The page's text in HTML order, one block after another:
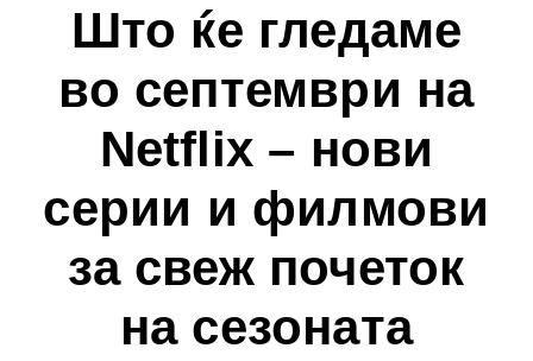
Што ќе гледаме
во септември на
Netflix – нови
серии и филмови
за свеж почеток
на сезоната